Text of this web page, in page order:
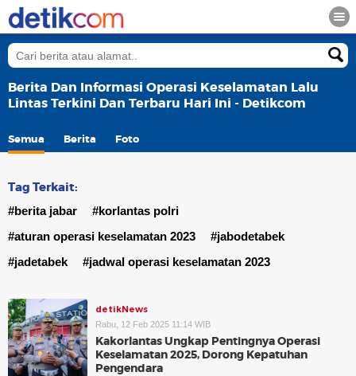
Berita Dan Informasi Operasi Keselamatan Lalu
Lintas Terkini Dan Terbaru Hari Ini - Detikcom
Semua Berita Foto
Tag Terkait:
#berita jabar
#korlantas polri
#aturan operasi keselamatan 2023
#jabodetabek
#jadetabek
#jadwal operasi keselamatan 2023
detikNews
Rabu, 12 Feb 2025 11:14 WIB
Kakorlantas Ungkap Pentingnya Operasi
Keselamatan 2025, Dorong Kepatuhan
Pengendara